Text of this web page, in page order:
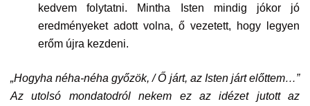
kedvem folytatni. Mintha Isten mindig jókor jó
eredményeket adott volna, ő vezetett, hogy legyen
erőm újra kezdeni.
„Hogyha néha-néha győzök, / Ő járt, az Isten járt előttem…”
Az utolsó mondatodról nekem ez az idézet jutott az